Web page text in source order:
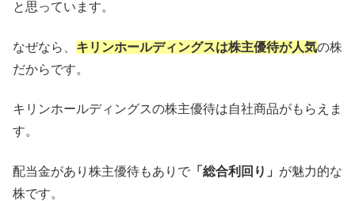
と思っています。
なぜなら、 キリンホールディングスは株主優待が人気の株
だからです。
キリンホールディングスの株主優待は自社商品がもらえま
す。
配当金があり株主優待もありで 「総合利回り」 が魅力的な
株です。